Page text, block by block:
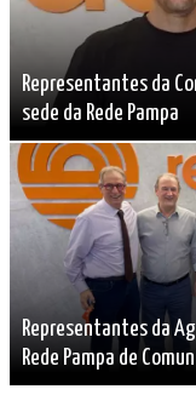
Representantes da
sede da Rede Pampa
Representantes da
Rede Pampa de